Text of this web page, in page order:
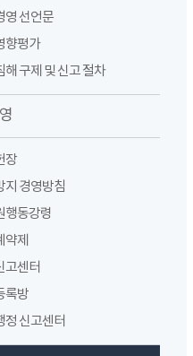
영 선언문
향평가
해 구제 및 신고 절차
장
지 경영방침
행동강령
약제
고센터
록방
정 신고센터